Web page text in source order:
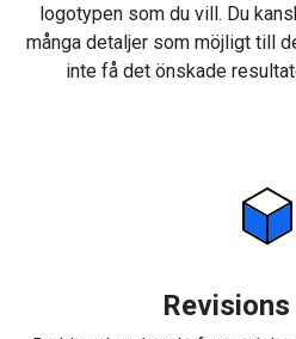
logotypen som du vill. Du
många detaljer som möjligt till
inte få det önskade